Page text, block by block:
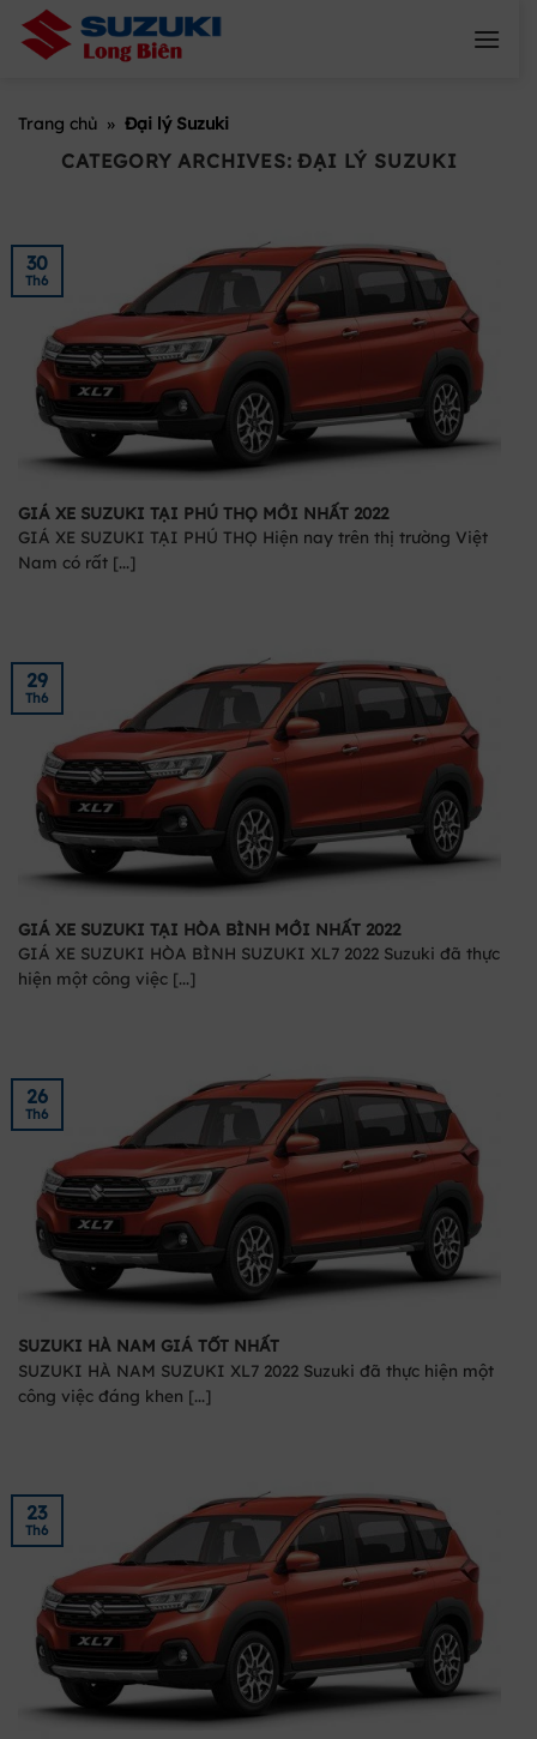
Skip
Trang chủ » Đại lý Suzuki
CATEGORY ARCHIVES:ĐẠI LÝ SUZUKI
GIÁ XE SUZUKI TẠI PHÚ THỌ MỚI NHẤT 2022
GIÁ XE SUZUKI TẠI PHÚ THỌ Hiện nay trên thị trường Việt
Nam có rất [...]
30
Th6
GIÁ XE SUZUKI TẠI HÒA BÌNH MỚI NHẤT 2022
GIÁ XE SUZUKI HÒA BÌNH SUZUKI XL7 2022 Suzuki đã thực
hiện một công việc [...]
29
Th6
SUZUKI HÀ NAM GIÁ TỐT NHẤT
SUZUKI HÀ NAM SUZUKI XL7 2022 Suzuki đã thực hiện một
công việc đáng khen [...]
26
Th6
23
Th6